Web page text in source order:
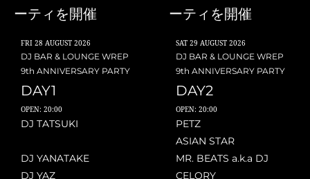
ーティを開催
FRI 28 AUGUST 2026
DJ BAR & LOUNGE WREP
9th ANNIVERSARY PARTY
DAY1
OPEN: 20:00
DJ TATSUKI
DJ YANATAKE
DJ YAZ
ーティを開催
SAT 29 AUGUST 2026
DJ BAR & LOUNGE WREP
9th ANNIVERSARY PARTY
DAY2
OPEN: 20:00
PETZ
ASIAN STAR
MR. BEATS a.k.a DJ
CELORY